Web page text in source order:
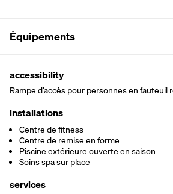
Équipements
accessibility
Rampe d’accès pour personnes en fauteuil
installations
Centre de fitness
Centre de remise en forme
Piscine extérieure ouverte en saison
Soins spa sur place
services